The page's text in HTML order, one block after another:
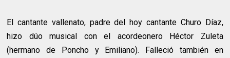
El cantante vallenato, padre del hoy cantante Churo Díaz,
hizo dúo musical con el acordeonero Héctor Zuleta
(hermano de Poncho y Emiliano). Falleció también en